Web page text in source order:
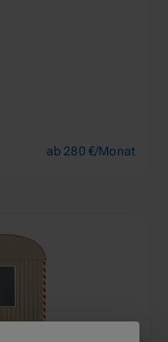
ab 280 €/Monat